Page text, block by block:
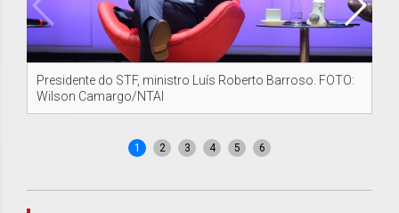
Presidente do STF, ministro Luís Roberto Barroso. FOTO:
Wilson Camargo/NTAI
1 2 3 4 5 6